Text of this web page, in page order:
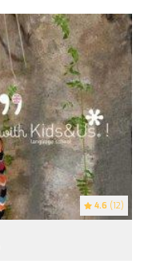
4.6 (12)